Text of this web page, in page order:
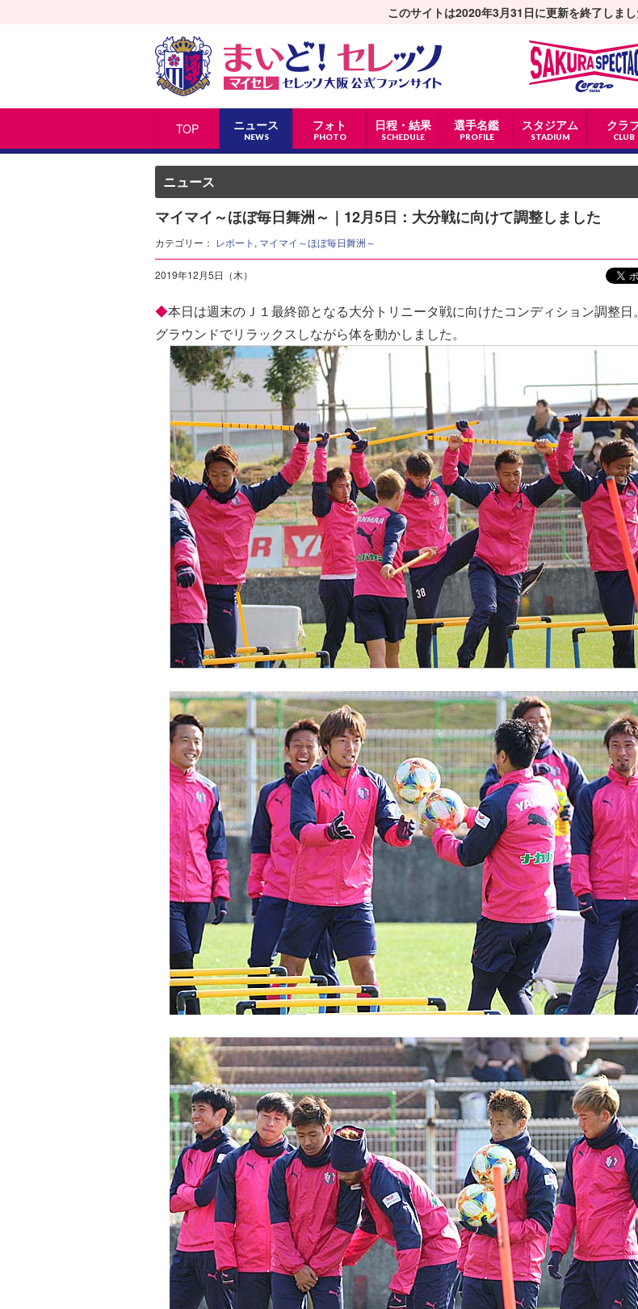
TOP ニュース
NEWS
フォト
PHOTO
日程・結果
SCHEDULE
選手名鑑
PROFILE
スタジアム
STADIUM
クラ
CLUB
このサイトは2020年3月31日に更新を終了しまし
ニュース
マイマイ～ほぼ毎日舞洲～｜12月5日：大分戦に向けて調整しました
カテゴリー： レポート , マイマイ～ほぼ毎日舞洲～
2019年12月5日（木）
◆本日は週末のＪ１最終節となる大分トリニータ戦に向けたコンディション調整日。
グラウンドでリラックスしながら体を動かしました。